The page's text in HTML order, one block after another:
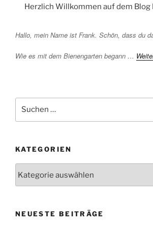
Herzlich Willkommen auf dem Blog
Hallo, mein Name ist Frank. Schön, dass du
Wie es mit dem Bienengarten begann …
nach:
KATEGORIEN
NEUESTE BEITRÄGE